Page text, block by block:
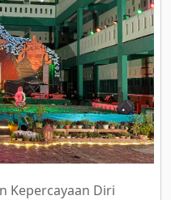
Kepercayaan Diri